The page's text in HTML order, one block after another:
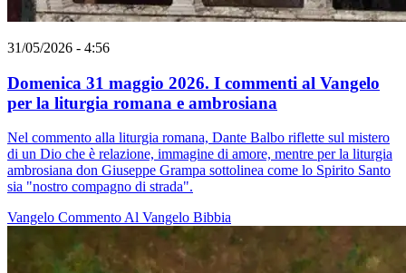
31/05/2026 - 4:56
Domenica 31 maggio 2026. I commenti al Vangelo
per la liturgia romana e ambrosiana
Nel commento alla liturgia romana, Dante Balbo riflette sul mistero
di un Dio che è relazione, immagine di amore, mentre per la liturgia
ambrosiana don Giuseppe Grampa sottolinea come lo Spirito Santo
sia "nostro compagno di strada".
Vangelo Commento Al Vangelo Bibbia